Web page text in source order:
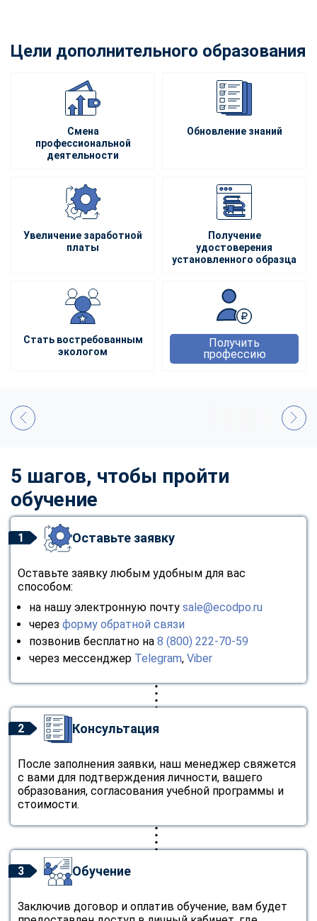
Цели дополнительного образования
Смена
профессиональной
деятельности
Обновление знаний
Увеличение заработной
платы
Получение
удостоверения
установленного образца
Стать востребованным
экологом
Получить
профессию
5 шагов, чтобы пройти
обучение
1 Оставьте заявку
Оставьте заявку любым удобным для вас
способом:
на нашу электронную почту sale@ecodpo.ru
через форму обратной связи
позвонив бесплатно на 8 (800) 222-70-59
через мессенджер Telegram, Viber
2 Консультация
После заполнения заявки, наш менеджер свяжется
с вами для подтверждения личности, вашего
образования, согласования учебной программы и
стоимости.
3 Обучение
Заключив договор и оплатив обучение, вам будет